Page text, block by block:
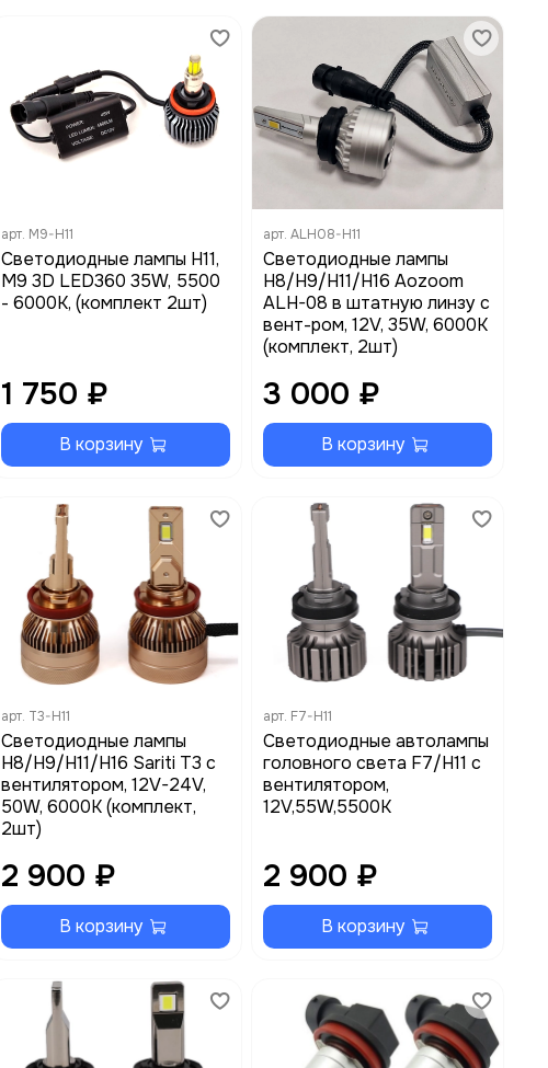
арт. M9-H11
Cветодиодные лампы H11,
M9 3D LED360 35W, 5500
- 6000K, (комплект 2шт)
1 750 ₽
В корзину
арт. ALH08-H11
Светодиодные лампы
H8/H9/H11/H16 Aozoom
ALH-08 в штатную линзу с
вент-ром, 12V, 35W, 6000K
(комплект, 2шт)
3 000 ₽
В корзину
арт. T3-H11
Светодиодные лампы
H8/H9/H11/H16 Sariti T3 с
вентилятором, 12V-24V,
50W, 6000K (комплект,
2шт)
2 900 ₽
В корзину
арт. F7-H11
Светодиодные автолампы
головного света F7/H11 с
вентилятором,
12V,55W,5500K
2 900 ₽
В корзину